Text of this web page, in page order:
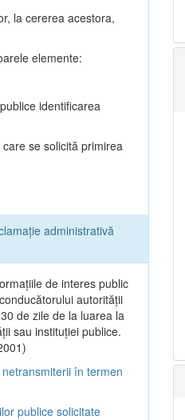
la cererea acestora,
elemente:
identificarea
se solicită primirea
administrativă
de interes public
autorităţii
de zile de la luarea la
sau instituţiei publice.
în termen
publice solicitate